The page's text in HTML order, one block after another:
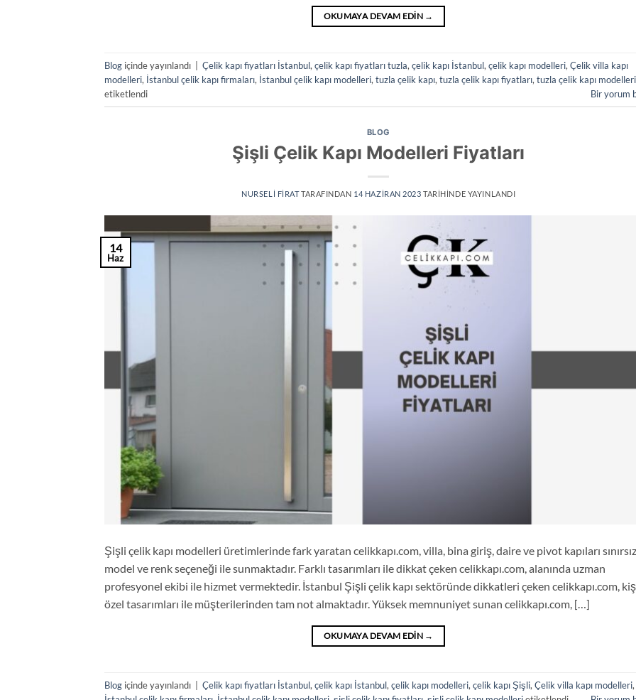
OKUMAYA DEVAM EDIN →
Blog içinde yayınlandı Çelik kapı fiyatları İstanbul, çelik kapı fiyatları tuzla, çelik kapı İstanbul, çelik kapı modelleri, Çelik villa kapı
modelleri, İstanbul çelik kapı firmaları, İstanbul çelik kapı modelleri, tuzla çelik kapı, tuzla çelik kapı fiyatları, tuzla çelik kapı modelleri
etiketlendi
Bir yorum
BLOG
Şişli Çelik Kapı Modelleri Fiyatları
NURSELI FIRATTARAFINDAN 14 HAZIRAN 2023 TARIHINDE YAYINLANDI
14
Haz
Şişli çelik kapı modelleri üretimlerinde fark yaratan celikkapı.com, villa, bina giriş, daire ve pivot kapıları sınırsız
model ve renk seçeneği ile sunmaktadır. Farklı tasarımları ile dikkat çeken celikkapı.com, alanında uzman
profesyonel ekibi ile hizmet vermektedir. İstanbul Şişli çelik kapı sektöründe dikkatleri çeken celikkapı.com,
özel tasarımları ile müşterilerinden tam not almaktadır. Yüksek memnuniyet sunan celikkapı.com, […]
OKUMAYA DEVAM EDIN →
Blog içinde yayınlandı Çelik kapı fiyatları İstanbul, çelik kapı İstanbul, çelik kapı modelleri, çelik kapı Şişli, Çelik villa kapı modelleri,